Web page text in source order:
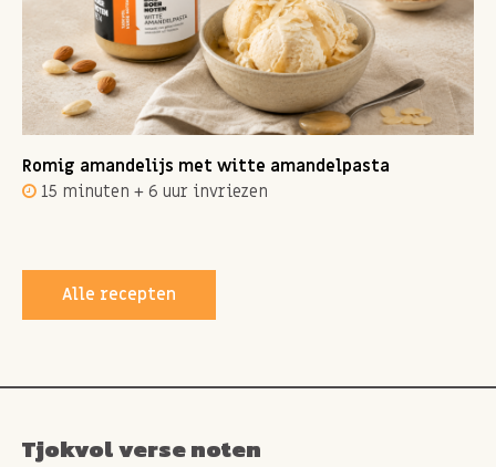
Romig amandelijs met witte amandelpasta
15 minuten + 6 uur invriezen
Alle recepten
Tjokvol verse noten